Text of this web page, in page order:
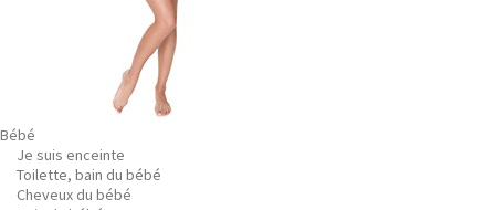
Bébé
Je suis enceinte
Toilette, bain du bébé
Cheveux du bébé